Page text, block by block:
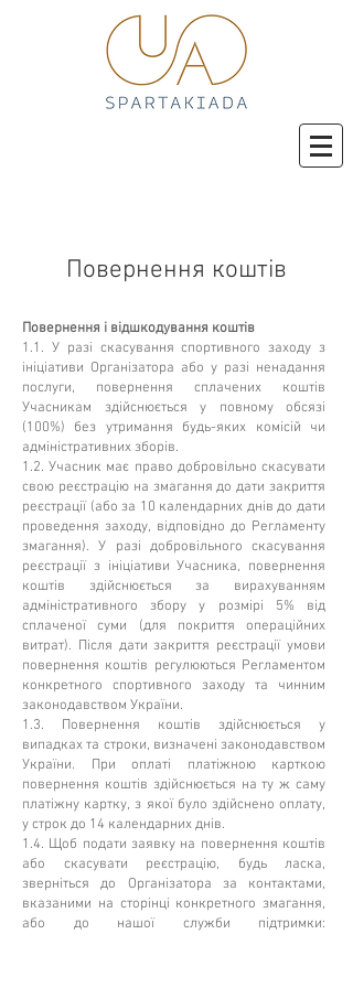
Повернення коштів
Повернення і відшкодування коштів
1.1. У разі скасування спортивного заходу з
ініціативи Організатора або у разі ненадання
послуги, повернення сплачених коштів
Учасникам здійснюється у повному обсязі
(100%) без утримання будь-яких комісій чи
адміністративних зборів.
1.2. Учасник має право добровільно скасувати
свою реєстрацію на змагання до дати закриття
реєстрації (або за 10 календарних днів до дати
проведення заходу, відповідно до Регламенту
змагання). У разі добровільного скасування
реєстрації з ініціативи Учасника, повернення
коштів здійснюється за вирахуванням
адміністративного збору у розмірі 5% від
сплаченої суми (для покриття операційних
витрат). Після дати закриття реєстрації умови
повернення коштів регулюються Регламентом
конкретного спортивного заходу та чинним
законодавством України.
1.3. Повернення коштів здійснюється у
випадках та строки, визначені законодавством
України. При оплаті платіжною карткою
повернення коштів здійснюється на ту ж саму
платіжну картку, з якої було здійснено оплату,
у строк до 14 календарних днів.
1.4. Щоб подати заявку на повернення коштів
або скасувати реєстрацію, будь ласка,
зверніться до Організатора за контактами,
вказаними на сторінці конкретного змагання,
або до нашої служби підтримки: